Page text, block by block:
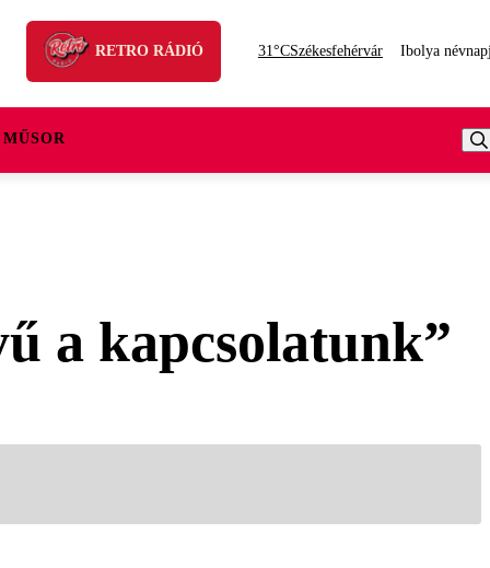
RETRO RÁDIÓ 31°CSzékesfehérvár Ibolya
a kapcsolatunk”